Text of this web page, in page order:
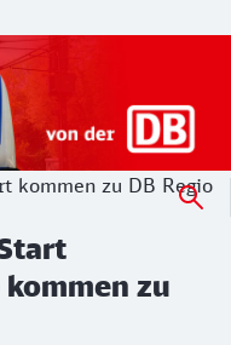
Regio. Ziel ist ein
kommen zu DB Regio
zu